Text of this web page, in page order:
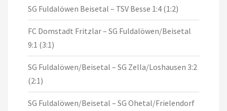
SG Fuldalöwen Beisetal – TSV Besse 1:4 (1:2)
FC Domstadt Fritzlar – SG Fuldalöwen/Beisetal
9:1 (3:1)
SG Fuldalöwen/Beisetal – SG Zella/Loshausen 3:2
(2:1)
SG Fuldalöwen/Beisetal – SG Ohetal/Frielendorf